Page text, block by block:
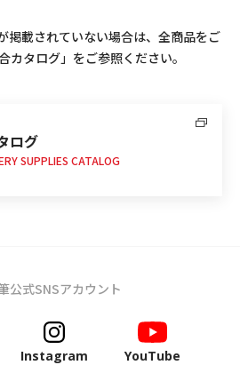
掲載されていない場合は、全商品をご
カタログ」をご参照ください。
ログ
SUPPLIES CATALOG
公式SNSアカウント
Instagram YouTube